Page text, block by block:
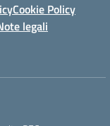
Cookie Policy
legali